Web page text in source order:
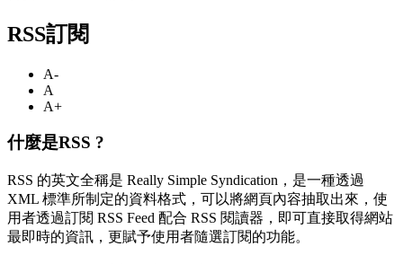
RSS訂閱
A-
A
A+
什麼是RSS ?
RSS 的英文全稱是 Really Simple Syndication，是一種透過
XML 標準所制定的資料格式，可以將網頁內容抽取出來，使
用者透過訂閱 RSS Feed 配合 RSS 閱讀器，即可直接取得網站
最即時的資訊，更賦予使用者隨選訂閱的功能。